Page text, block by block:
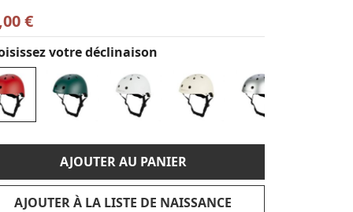
€
votre déclinaison
AJOUTER AU PANIER
AJOUTER À LA LISTE DE NAISSANCE